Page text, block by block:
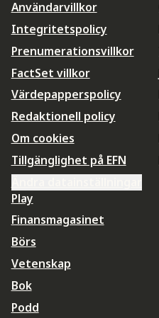
Användarvillkor
Integritetspolicy
Prenumerationsvillkor
FactSet villkor
Värdepapperspolicy
Redaktionell policy
Om cookies
Tillgänglighet på EFN
Play
Finansmagasinet
Börs
Vetenskap
Bok
Podd